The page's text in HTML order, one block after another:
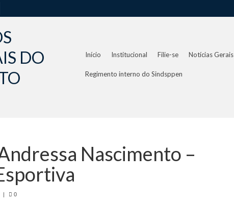
Início Institucional Filie-se Notícias Gerais
Regimento interno do Sindsppen
Nascimento –
| 0